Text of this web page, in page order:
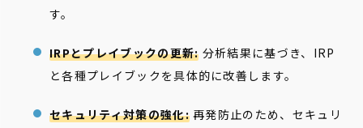
す。
IRPとプレイブックの更新: 分析結果に基づき、IRP
と各種プレイブックを具体的に改善します。
セキュリティ対策の強化:再発防止のため、セキュリ